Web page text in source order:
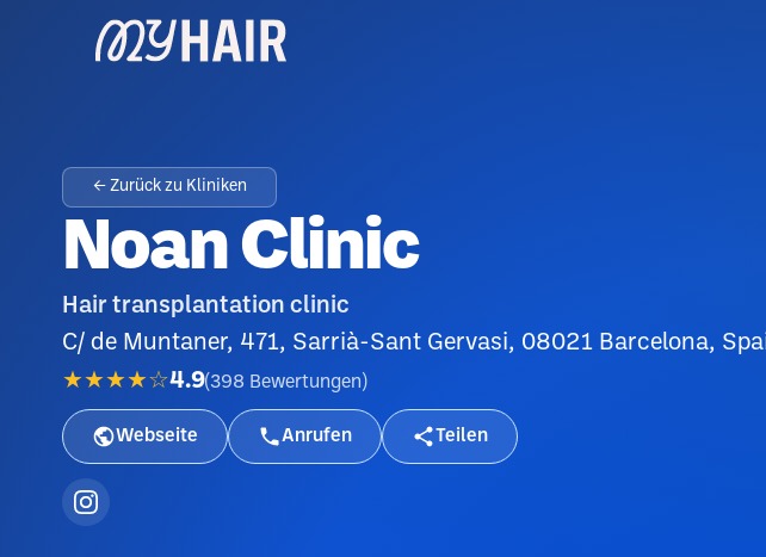
← Zurück zu Kliniken
Noan Clinic
Hair transplantation clinic
C/ de Muntaner, 471, Sarrià-Sant Gervasi, 08021 Barcelona,
★★★★☆4.9(398 Bewertungen )
Webseite Anrufen Teilen